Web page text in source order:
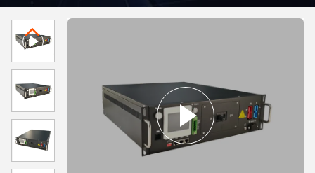
von Batterien